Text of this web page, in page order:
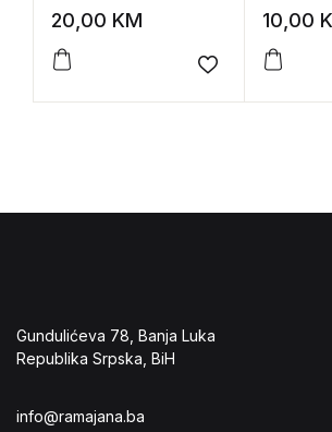
u Južnoj Ugarskoj
20,00 KM
Add to wishlist
kamena
10,00
Gundulićeva 78, Banja Luka
Republika Srpska, BiH
info@ramajana.ba